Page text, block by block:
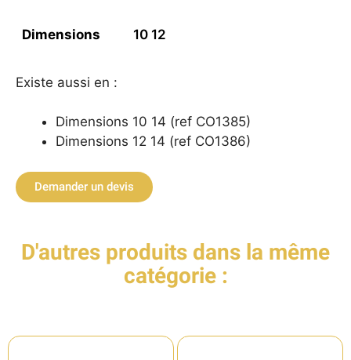
Dimensions 10 12
Existe aussi en :
Dimensions 10 14 (ref CO1385)
Dimensions 12 14 (ref CO1386)
Demander un devis
D'autres produits dans la même
catégorie :